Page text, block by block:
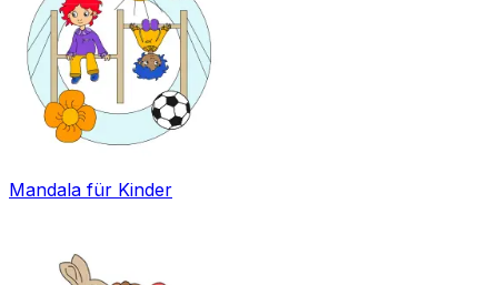
Mandala für Kinder